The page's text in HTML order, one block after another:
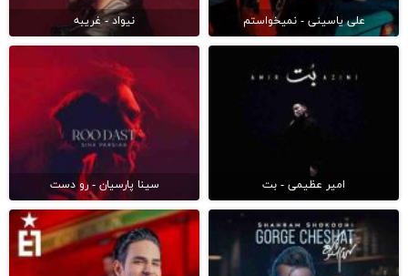
علی یاسینی - نمیخواستم نیواد - غریبه
امیر عظیمی - بت سینا پارسیان - رو دست